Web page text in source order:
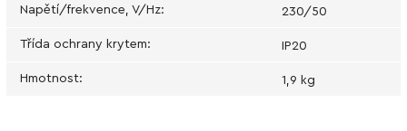
Napětí/frekvence, V/Hz: 230/50
Třída ochrany krytem: IP20
Hmotnost: 1,9 kg